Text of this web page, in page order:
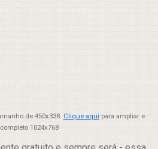
de 450x338. Clique aqui para ampliar e
1024x768